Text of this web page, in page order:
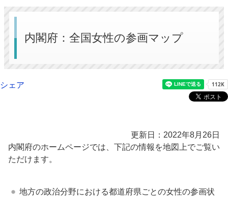
内閣府：全国女性の参画マップ
シェア
更新日：2022年8月26日
内閣府のホームページでは、下記の情報を地図上でご覧い
ただけます。
地方の政治分野における都道府県ごとの女性の参画状